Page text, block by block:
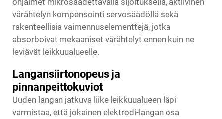
ohjaimet mikrosäädettävällä sijoituksella, aktiivinen
värähtelyn kompensointi servosäädöllä sekä
rakenteellisia vaimennuselementtejä, jotka
absorboivat mekaaniset värähtelyt ennen kuin ne
leviävät leikkuualueelle.
Langansiirtonopeus ja
pinnanpeittokuviot
Uuden langan jatkuva liike leikkuualueen läpi
varmistaa, että jokainen elektrodi-langan osa